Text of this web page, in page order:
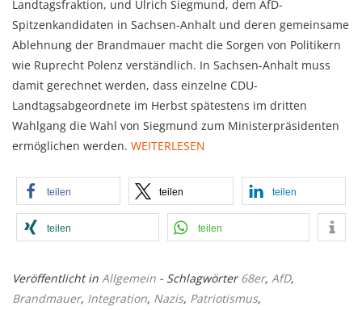
Landtagsfraktion, und Ulrich Siegmund, dem AfD-
Spitzenkandidaten in Sachsen-Anhalt und deren gemeinsame
Ablehnung der Brandmauer macht die Sorgen von Politikern
wie Ruprecht Polenz verständlich. In Sachsen-Anhalt muss
damit gerechnet werden, dass einzelne CDU-
Landtagsabgeordnete im Herbst spätestens im dritten
Wahlgang die Wahl von Siegmund zum Ministerpräsidenten
ermöglichen werden. WEITERLESEN
teilen teilen teilen
teilen teilen
Veröffentlicht in Allgemein - Schlagwörter68er, AfD,
Brandmauer, Integration, Nazis, Patriotismus,